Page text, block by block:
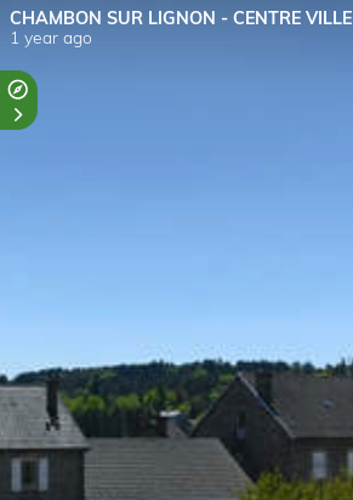
CHAMBON SUR LIGNON - CENTRE VILLE
1 year ago